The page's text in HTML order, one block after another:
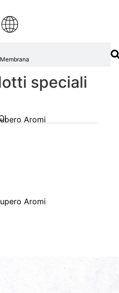
Aromi
d’uva
E Del Mosto
speciali
Aromi
Aromi